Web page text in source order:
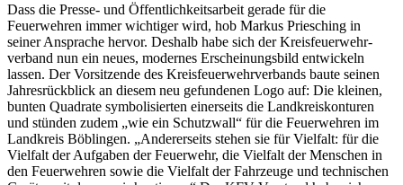
Dass die Presse- und Öffentlichkeitsarbeit gerade für die
Feuerwehren immer wichtiger wird, hob Markus Priesching in
seiner Ansprache hervor. Deshalb habe sich der Kreisfeuerwehr-
verband nun ein neues, modernes Erscheinungsbild entwickeln
lassen. Der Vorsitzende des Kreisfeuerwehrverbands baute seinen
Jahresrückblick an diesem neu gefundenen Logo auf: Die kleinen,
bunten Quadrate symbolisierten einerseits die Landkreiskonturen
und stünden zudem „wie ein Schutzwall“ für die Feuerwehren im
Landkreis Böblingen. „Andererseits stehen sie für Vielfalt: für die
Vielfalt der Aufgaben der Feuerwehr, die Vielfalt der Menschen in
den Feuerwehren sowie die Vielfalt der Fahrzeuge und technischen